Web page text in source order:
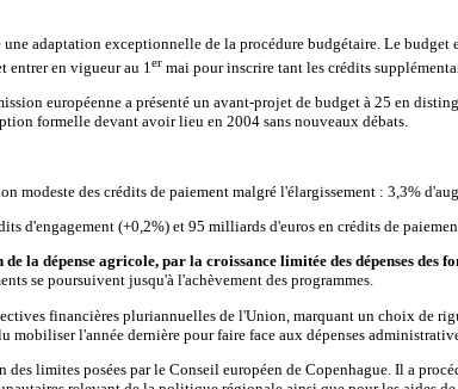
adaptation exceptionnelle de la procédure budgétaire. Le budget
entrer en vigueur au 1 er mai pour inscrire tant les crédits
européenne a présenté un avant-projet de budget à 25 en
formelle devant avoir lieu en 2004 sans nouveaux débats.
des crédits de paiement malgré l'élargissement : 3,3%
d'engagement (+0,2%) et 95 milliards d'euros en crédits de
la dépense agricole, par la croissance limitée des dépenses
se poursuivent jusqu'à l'achèvement des programmes.
financières pluriannuelles de l'Union, marquant un choix de
l'année dernière pour faire face aux dépenses
limites posées par le Conseil européen de Copenhague. Il a